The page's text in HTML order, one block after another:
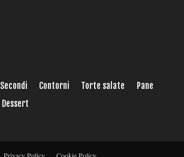
Secondi Contorni Torte salate
Pane
Dessert
Privacy Policy Cookie Policy